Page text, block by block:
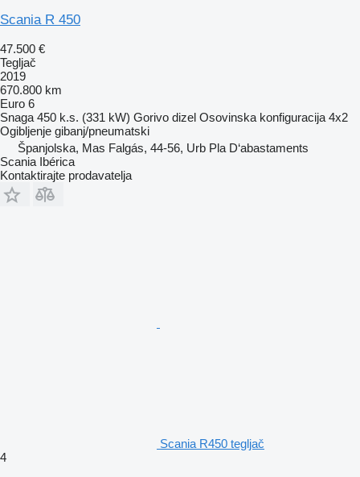
Scania R 450
47.500 €
Tegljač
2019
670.800 km
Euro 6
Snaga 450 k.s. (331 kW) Gorivo dizel Osovinska konfiguracija 4x2
Ogibljenje gibanj/pneumatski
Španjolska, Mas Falgás, 44-56, Urb Pla D‘abastaments
Scania Ibérica
Kontaktirajte prodavatelja
Scania R450 tegljač
4